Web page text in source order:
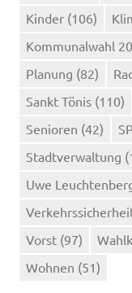
Kinder (106)
Kommunalwahl
Planung (82)
Sankt Tönis (110)
Senioren (42)
Stadtverwaltung
Uwe
Vorst (97)
Wohnen (51)